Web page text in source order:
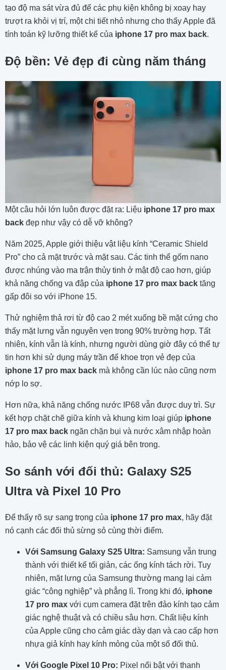
tạo độ ma sát vừa đủ để các phụ kiện không bị xoay hay
trượt ra khỏi vị trí, một chi tiết nhỏ nhưng cho thấy Apple đã
tính toán kỹ lưỡng thiết kế của iphone 17 pro max back.
Độ bền: Vẻ đẹp đi cùng năm tháng
Một câu hỏi lớn luôn được đặt ra: Liệu iphone 17 pro max
back đẹp như vậy có dễ vỡ không?
Năm 2025, Apple giới thiệu vật liệu kính “Ceramic Shield
Pro” cho cả mặt trước và mặt sau. Các tinh thể gốm nano
được nhúng vào ma trận thủy tinh ở mật độ cao hơn, giúp
khả năng chống va đập của iphone 17 pro max back tăng
gấp đôi so với iPhone 15.
Thử nghiệm thả rơi từ độ cao 2 mét xuống bề mặt cứng cho
thấy mặt lưng vẫn nguyên vẹn trong 90% trường hợp. Tất
nhiên, kính vẫn là kính, nhưng người dùng giờ đây có thể tự
tin hơn khi sử dụng máy trần để khoe trọn vẻ đẹp của
iphone 17 pro max back mà không cần lúc nào cũng nơm
nớp lo sợ.
Hơn nữa, khả năng chống nước IP68 vẫn được duy trì. Sự
kết hợp chặt chẽ giữa kính và khung kim loại giúp iphone
17 pro max back ngăn chặn bụi và nước xâm nhập hoàn
hảo, bảo vệ các linh kiện quý giá bên trong.
So sánh với đối thủ: Galaxy S25
Ultra và Pixel 10 Pro
Để thấy rõ sự sang trọng của iphone 17 pro max, hãy đặt
nó cạnh các đối thủ sừng sỏ cùng thời điểm.
Với Samsung Galaxy S25 Ultra: Samsung vẫn trung
thành với thiết kế tối giản, các ống kính tách rời. Tuy
nhiên, mặt lưng của Samsung thường mang lại cảm
giác “công nghiệp” và phẳng lì. Trong khi đó, iphone
17 pro max với cụm camera đặt trên đảo kính tạo cảm
giác nghệ thuật và có chiều sâu hơn. Chất liệu kính
của Apple cũng cho cảm giác dày dạn và cao cấp hơn
nhựa giả kính hay kính mỏng của một số đối thủ.
Với Google Pixel 10 Pro: Pixel nổi bật với thanh